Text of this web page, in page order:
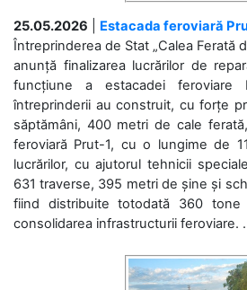
25.05.2026
Estacada feroviară
Întreprinderea de Stat „Calea Ferată
anunță finalizarea lucrărilor de
funcțiune a estacadei feroviare
întreprinderii au construit, cu forțe
săptămâni, 400 metri de cale
feroviară Prut-1, cu o lungime de
lucrărilor, cu ajutorul tehnicii
631 traverse, 395 metri de șine și
fiind distribuite totodată 360
consolidarea infrastructurii feroviare.